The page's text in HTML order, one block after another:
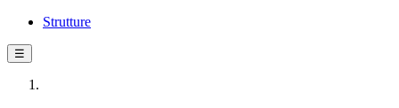
Strutture
☰